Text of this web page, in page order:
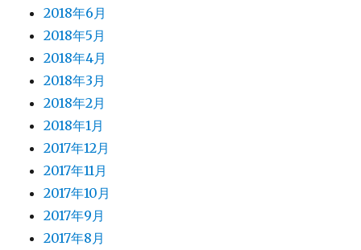
2018年6月
2018年5月
2018年4月
2018年3月
2018年2月
2018年1月
2017年12月
2017年11月
2017年10月
2017年9月
2017年8月